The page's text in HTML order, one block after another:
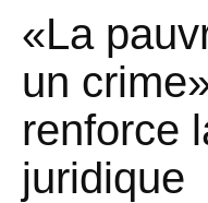
«La
un
renforce
juridique